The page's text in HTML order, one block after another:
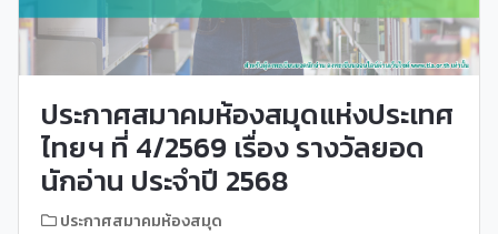
ประกาศสมาคมห้องสมุดแห่งประเทศ
ไทยฯ ที่ 4/2569 เรื่อง รางวัลยอด
นักอ่าน ประจำปี 2568
ประกาศสมาคมห้องสมุด